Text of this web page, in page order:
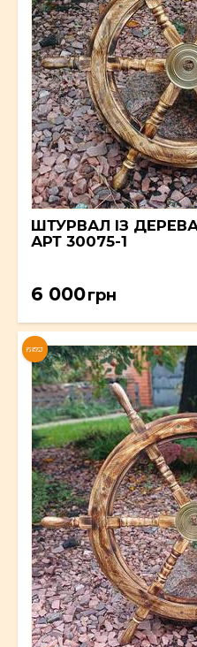
ШТУРВАЛ ІЗ
АРТ 30075-1
6 000грн
NEW